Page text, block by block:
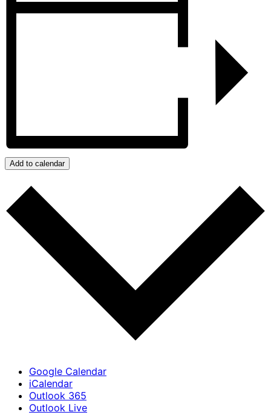
Add to calendar
Google Calendar
iCalendar
Outlook 365
Outlook Live